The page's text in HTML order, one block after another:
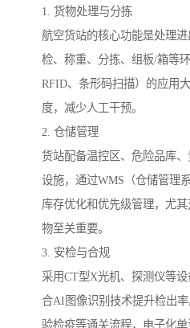
1. 货物处理与分拣
航空货站的核心功能是处理
检、称重、分拣、组板/箱等
RFID、条形码扫描）的应用
度，减少人工干预。
2. 仓储管理
货站配备温控区、危险品库
设施，通过WMS（仓储管理
库存优化和优先级管理，尤
物至关重要。
3. 安检与合规
采用CT型X光机、探测仪等
合AI图像识别技术提升检出
验检疫等通关流程，电子化